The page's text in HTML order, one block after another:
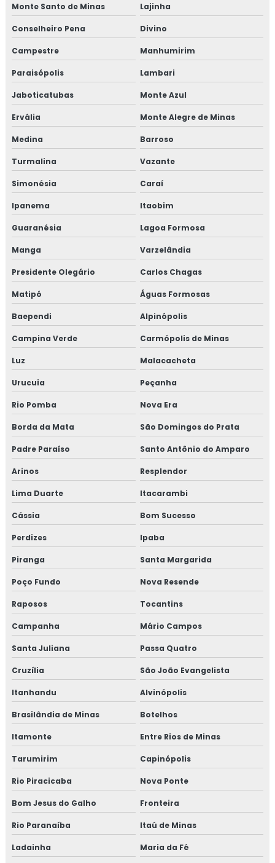
Laboratório de análise de resíduos sólidos
Laboratorio de analise de solo
Medição pressão sonora
Medição de vibração
Medição de vibração ambiental
Monitoramento ambiental
Monitoramento ambiental da água
Monitoramento ambiental do solo
Monitoramento ambiental empresas
Monitoramento ambiental indústria
Monitoramento ambiental industrial
Monitoramento ambiental industrial farmaceutica
Monitoramento de ar climatizado
Monitoramento da qualidade do ar em ambientes
climatizados
Monitoramento de ruído
Monitoramento de ruído e vibração
Monte Santo de Minas Lajinha
Conselheiro Pena Divino
Campestre Manhumirim
Paraisópolis Lambari
Jaboticatubas Monte Azul
Ervália Monte Alegre de Minas
Medina Barroso
Turmalina Vazante
Simonésia Caraí
Ipanema Itaobim
Guaranésia Lagoa Formosa
Manga Varzelândia
Presidente Olegário Carlos Chagas
Matipó Águas Formosas
Baependi Alpinópolis
Campina Verde Carmópolis de Minas
Luz Malacacheta
Urucuia Peçanha
Rio Pomba Nova Era
Borda da Mata São Domingos do Prata
Padre Paraíso Santo Antônio do Amparo
Arinos Resplendor
Lima Duarte Itacarambi
Cássia Bom Sucesso
Perdizes Ipaba
Piranga Santa Margarida
Poço Fundo Nova Resende
Raposos Tocantins
Campanha Mário Campos
Santa Juliana Passa Quatro
Cruzília São João Evangelista
Itanhandu Alvinópolis
Brasilândia de Minas Botelhos
Itamonte Entre Rios de Minas
Tarumirim Capinópolis
Rio Piracicaba Nova Ponte
Bom Jesus do Galho Fronteira
Rio Paranaíba Itaú de Minas
Ladainha Maria da Fé